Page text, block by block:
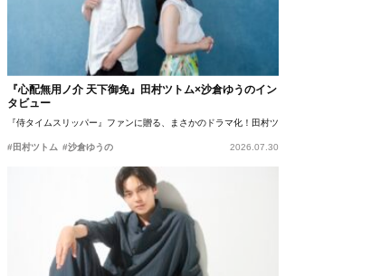
『心配無用ノ介 天下御免』田村ツトム×沙倉ゆうのイン
タビュー
『侍タイムスリッパー』ファンに贈る、まさかのドラマ化！田村ツトム×沙倉ゆうのが語
#田村ツトム #沙倉ゆうの 2026.07.30